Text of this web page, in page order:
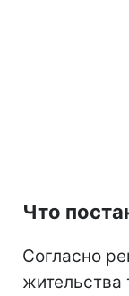
Что
Согласно
жительства